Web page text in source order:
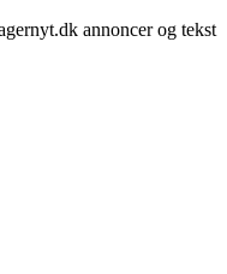
annoncer og tekst